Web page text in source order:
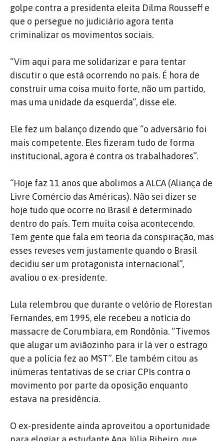
golpe contra a presidenta eleita Dilma Rousseff e
que o persegue no judiciário agora tenta
criminalizar os movimentos sociais.
“Vim aqui para me solidarizar e para tentar
discutir o que está ocorrendo no país. É hora de
construir uma coisa muito forte, não um partido,
mas uma unidade da esquerda”, disse ele.
Ele fez um balanço dizendo que “o adversário foi
mais competente. Eles fizeram tudo de forma
institucional, agora é contra os trabalhadores”.
“Hoje faz 11 anos que abolimos a ALCA (Aliança de
Livre Comércio das Américas). Não sei dizer se
hoje tudo que ocorre no Brasil é determinado
dentro do país. Tem muita coisa acontecendo.
Tem gente que fala em teoria da conspiração, mas
esses reveses vem justamente quando o Brasil
decidiu ser um protagonista internacional”,
avaliou o ex-presidente.
Lula relembrou que durante o velório de Florestan
Fernandes, em 1995, ele recebeu a notícia do
massacre de Corumbiara, em Rondônia. “Tivemos
que alugar um aviãozinho para ir lá ver o estrago
que a polícia fez ao MST”. Ele também citou as
inúmeras tentativas de se criar CPIs contra o
movimento por parte da oposição enquanto
estava na presidência.
O ex-presidente ainda aproveitou a oportunidade